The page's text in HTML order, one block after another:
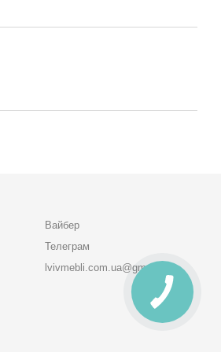
Вайбер
Телеграм
lvivmebli.com.ua@gmail.com